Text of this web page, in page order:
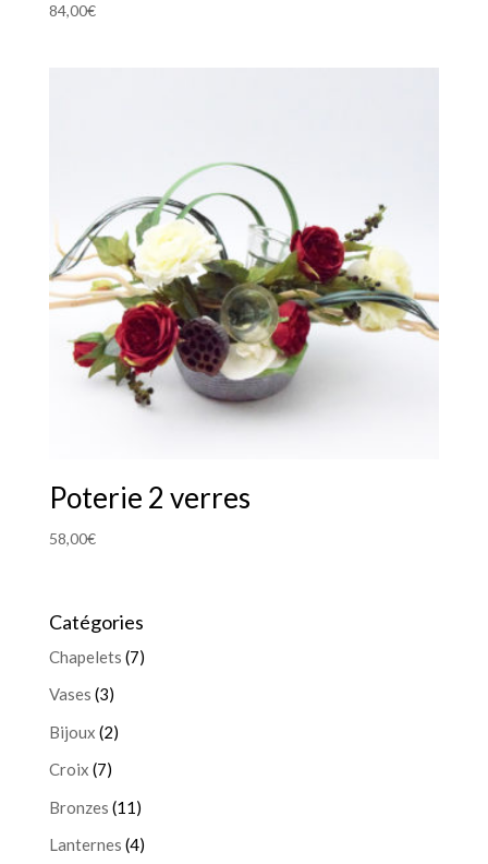
84,00€
Poterie 2 verres
58,00€
Catégories
Chapelets (7)
Vases (3)
Bijoux (2)
Croix (7)
Bronzes (11)
Lanternes (4)